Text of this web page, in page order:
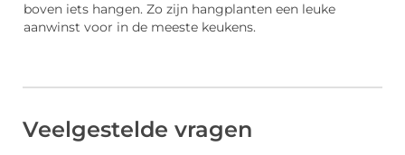
boven iets hangen. Zo zijn hangplanten een leuke
aanwinst voor in de meeste keukens.
Veelgestelde vragen